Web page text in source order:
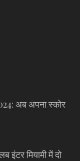
अब अपना स्कोर
इंटर मियामी में दो